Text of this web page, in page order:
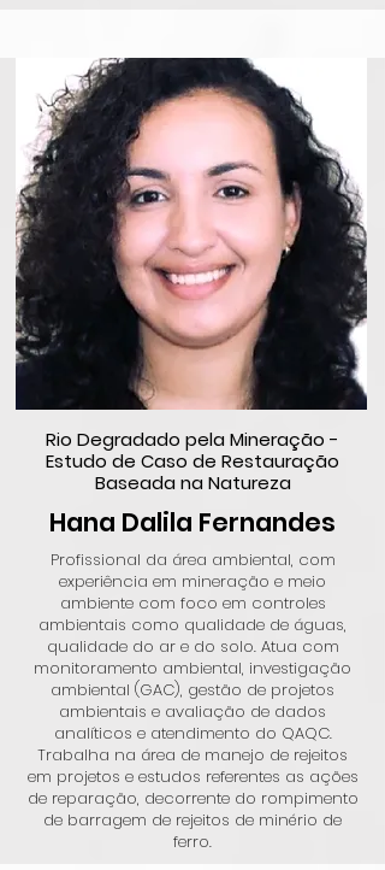
Rio Degradado pela Mineração -
Estudo de Caso de Restauração
Baseada na Natureza
Hana Dalila Fernandes
Profissional da área ambiental, com
experiência em mineração e meio
ambiente com foco em controles
ambientais como qualidade de águas,
qualidade do ar e do solo. Atua com
monitoramento ambiental, investigação
ambiental (GAC), gestão de projetos
ambientais e avaliação de dados
analíticos e atendimento do QAQC.
Trabalha na área de manejo de rejeitos
em projetos e estudos referentes as ações
de reparação, decorrente do rompimento
de barragem de rejeitos de minério de
ferro.